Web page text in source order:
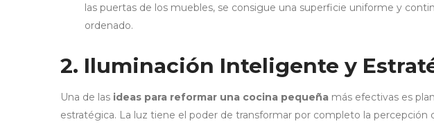
las puertas de los muebles, se consigue una superficie uniforme y
ordenado.
2. Iluminación Inteligente y
Una de las ideas para reformar una cocina pequeña más efectivas es
estratégica. La luz tiene el poder de transformar por completo la percepción